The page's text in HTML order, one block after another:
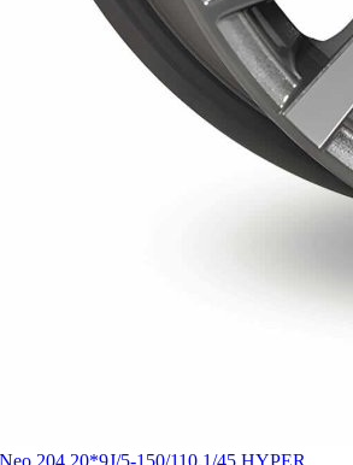
204 20*9J/5-150/110,1/45 HYPER